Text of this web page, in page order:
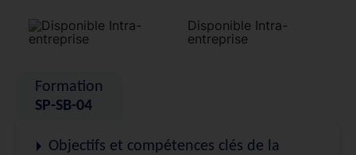
Disponible Intra-
entreprise
Formation
SP-SB-04
Objectifs et compétences clés de la